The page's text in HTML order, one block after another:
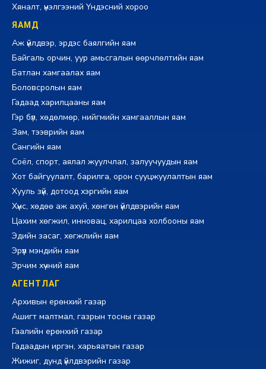
Хяналт, үнэлгээний Үндэсний хороо
ЯАМД
Аж үйлдвэр, эрдэс баялгийн яам
Байгаль орчин, уур амьсгалын өөрчлөлтийн яам
Батлан хамгаалах яам
Боловсролын яам
Гадаад харилцааны яам
Гэр бүл, хөдөлмөр, нийгмийн хамгааллын яам
Зам, тээврийн яам
Сангийн яам
Соёл, спорт, аялал жуулчлал, залуучуудын яам
Хот байгуулалт, барилга, орон сууцжуулалтын яам
Хууль зүй, дотоод хэргийн яам
Хүнс, хөдөө аж ахуй, хөнгөн үйлдвэрийн яам
Цахим хөгжил, инновац, харилцаа холбооны яам
Эдийн засаг, хөгжлийн яам
Эрүүл мэндийн яам
Эрчим хүчний яам
АГЕНТЛАГ
Архивын ерөнхий газар
Ашигт малтмал, газрын тосны газар
Гаалийн ерөнхий газар
Гадаадын иргэн, харьяатын газар
Жижиг, дунд үйлдвэрийн газар